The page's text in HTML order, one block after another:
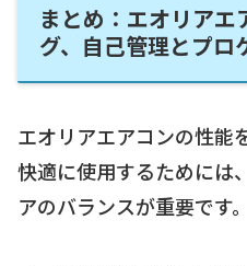
まとめ：エオリア
グ、自己管理とプロ
エオリアエアコンの性能
快適に使用するためには
アのバランスが重要です。